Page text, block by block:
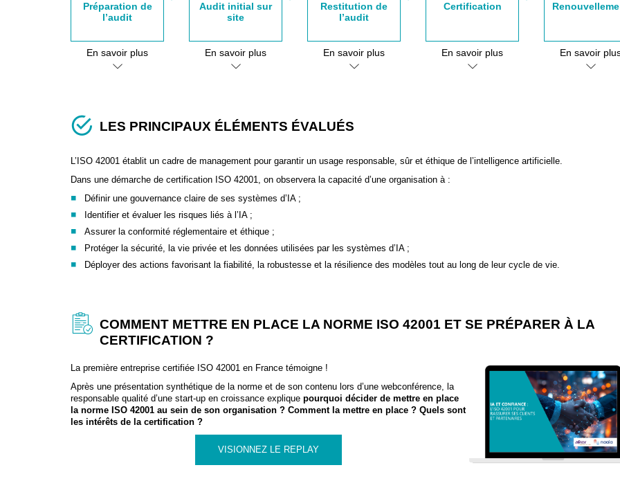
Préparation de
l’audit
En savoir plus
Audit initial sur
site
En savoir plus
Restitution de
l’audit
En savoir plus
Certification
En savoir plus En savoir
LES PRINCIPAUX ÉLÉMENTS ÉVALUÉS
L’ISO 42001 établit un cadre de management pour garantir un usage responsable, sûr et éthique de l’intelligence artificielle.
Dans une démarche de certification ISO 42001, on observera la capacité d’une organisation à :
Définir une gouvernance claire de ses systèmes d’IA ;
Identifier et évaluer les risques liés à l’IA ;
Assurer la conformité réglementaire et éthique ;
Protéger la sécurité, la vie privée et les données utilisées par les systèmes d’IA ;
Déployer des actions favorisant la fiabilité, la robustesse et la résilience des modèles tout au long de leur cycle de vie.
COMMENT METTRE EN PLACE LA NORME ISO 42001 ET SE PRÉPARER À LA
CERTIFICATION ?
La première entreprise certifiée ISO 42001 en France témoigne !
Après une présentation synthétique de la norme et de son contenu lors d’une webconférence, la
responsable qualité d’une start-up en croissance explique pourquoi décider de mettre en place
la norme ISO 42001 au sein de son organisation ? Comment la mettre en place ? Quels sont
les intérêts de la certification ?
VISIONNEZ LE REPLAY